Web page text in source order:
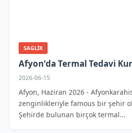
SAGLIK
Afyon'da Termal Tedavi
2026-06-15
Afyon, Haziran 2026 -
zenginlikleriyle famous bir şehir
Şehirde bulunan birçok termal...